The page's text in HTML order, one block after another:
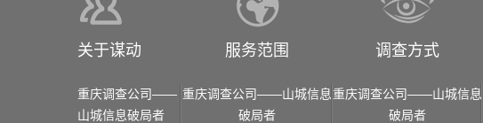
关于谋动
重庆调查公司——
山城信息破局者
服务范围
重庆调查公司——山城信息
破局者
调查方式
重庆调查公司——山城信息
破局者